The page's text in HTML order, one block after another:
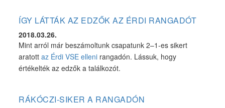
ÍGY LÁTTÁK AZ EDZŐK AZ ÉRDI RANGADÓT
2018.03.26.
Mint arról már beszámoltunk csapatunk 2–1-es sikert
aratottaz Érdi VSE elleni rangadón. Lássuk, hogy
értékelték az edzők a találkozót.
RÁKÓCZI-SIKER A RANGADÓN